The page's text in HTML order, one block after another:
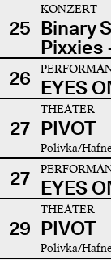
25
KONZERT
Binary
Pixxies
26 EYES
27
THEATER
PIVOT
Polivka/
27 EYES
29
THEATER
PIVOT
Polivka/